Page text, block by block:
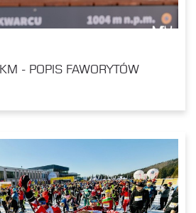
- POPIS FAWORYTÓW